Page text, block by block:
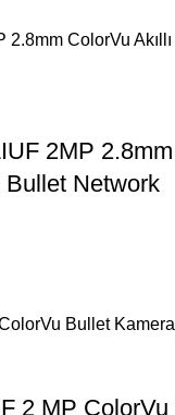
2MP 2.8mm
Bullet Network
2 MP ColorVu